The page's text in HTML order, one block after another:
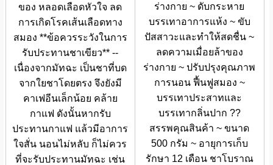
ของ หลอดเลือดหัวใจ ลด
การเกิดโรคเส้นเลือดทาง
สมอง **ข้อควรระวังในการ
รับประทานชาเขียว** --
เนื่องจากมัทฉะ เป็นชาที่บด
จากใยชาโดยตรง จึงยังมี
คาเฟอีนเล็กน้อย คล้าย
กาแฟ ดังนั้นหากรับ
ประทานกาแฟ แล้วมีอาการ
ใจสั่น นอนไม่หลับ ก็ไม่ควร
ที่จะรับประทานมัทฉะ เช่น
ร่างกาย ~ ดับกระหาย
บรรเทาอาการแห้ง ~ ขับ
ปัสสาวะและทำให้สดชื่น ~
ลดความเมื่อยล้าของ
ร่างกาย ~ ปรับปรุงคุณภาพ
การนอน ฟื้นฟูสมอง ~
บรรเทาประสาทและ
บรรเทากลิ่นปาก ??
สรรพคุณสินค้า ~ ขนาด
500 กรัม ~ อายุการเก็บ
รักษา 12 เดือน ชาโบราณ